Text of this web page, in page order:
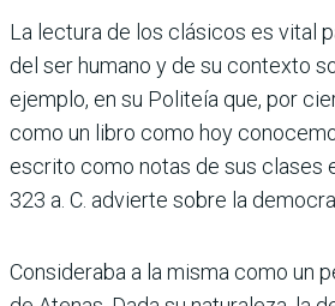
La lectura de los clásicos es vital
del ser humano y de su contexto
ejem­plo, en su Politeía que, por
como un libro como hoy
escrito como notas de sus clases
323 a. C. advierte sobre la
Consideraba a la misma como un